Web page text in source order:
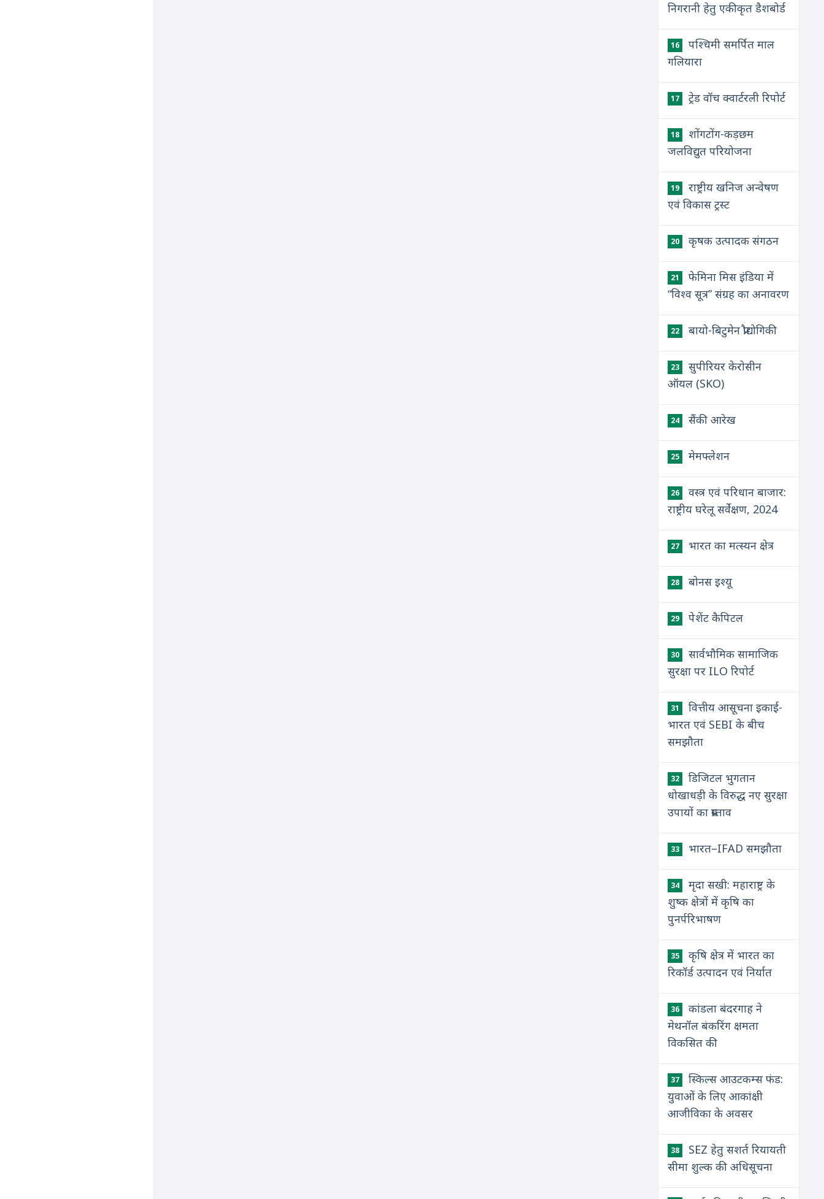
निगरानी हेतु एकीकृत डैशबोर्ड
16
पश्चिमी समर्पित माल
गलियारा
17 ट्रेड वॉच क्वार्टरली रिपोर्ट
18
शोंगटोंग-कड़छम
जलविद्युत परियोजना
19
राष्ट्रीय खनिज अन्वेषण
एवं विकास ट्रस्ट
20 कृषक उत्पादक संगठन
21
फेमिना मिस इंडिया में
“विश्व सूत्र” संग्रह का अनावरण
22 बायो-बिटुमेन प्रौद्योगिकी
23
सुपीरियर केरोसीन
ऑयल (SKO)
24 सैंकी आरेख
25 मेमफ्लेशन
26
वस्त्र एवं परिधान बाजार:
राष्ट्रीय घरेलू सर्वेक्षण, 2024
27 भारत का मत्स्यन क्षेत्र
28 बोनस इश्यू
29 पेशेंट कैपिटल
30
सार्वभौमिक सामाजिक
सुरक्षा पर ILO रिपोर्ट
31
वित्तीय आसूचना इकाई-
भारत एवं SEBI के बीच
समझौता
32
डिजिटल भुगतान
धोखाधड़ी के विरुद्ध नए सुरक्षा
उपायों का प्रस्ताव
33 भारत–IFAD समझौता
34
मृदा सखी: महाराष्ट्र के
शुष्क क्षेत्रों में कृषि का
पुनर्परिभाषण
35
कृषि क्षेत्र में भारत का
रिकॉर्ड उत्पादन एवं निर्यात
36
कांडला बंदरगाह ने
मेथनॉल बंकरिंग क्षमता
विकसित की
37
स्किल्स आउटकम्स फंड:
युवाओं के लिए आकांक्षी
आजीविका के अवसर
38
SEZ हेतु सशर्त रियायती
सीमा शुल्क की अधिसूचना